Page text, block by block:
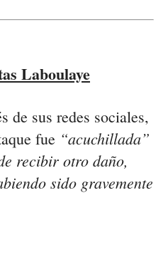
Laboulaye
de sus redes sociales,
fue “acuchillada”
recibir otro daño,
sido gravemente